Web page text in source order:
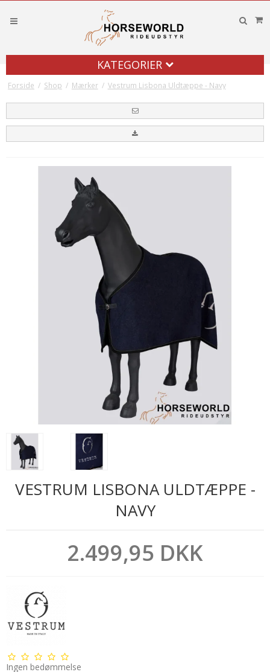
KATEGORIER
Forside / Shop / Mærker / Vestrum Lisbona Uldtæppe - Navy
VESTRUM LISBONA ULDTÆPPE -
NAVY
2.499,95 DKK
Ingen bedømmelse